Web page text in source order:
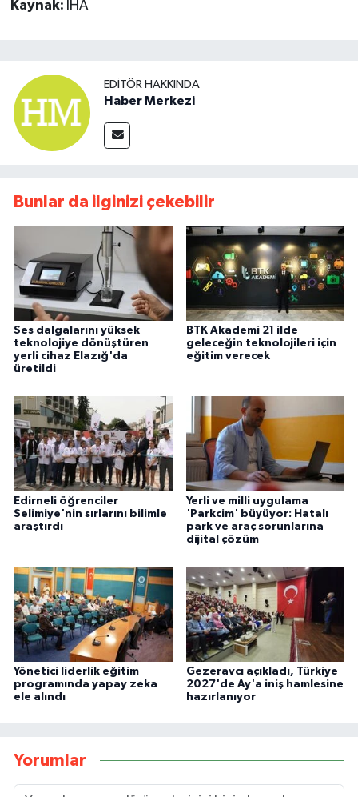
Kaynak: İHA
EDITÖR HAKKINDA
Haber Merkezi
Bunlar da ilginizi çekebilir
Ses dalgalarını yüksek
teknolojiye dönüştüren
yerli cihaz Elazığ'da
üretildi
BTK Akademi 21 ilde
geleceğin teknolojileri için
eğitim verecek
Edirneli öğrenciler
Selimiye'nin sırlarını bilimle
araştırdı
Yerli ve milli uygulama
'Parkcim' büyüyor: Hatalı
park ve araç sorunlarına
dijital çözüm
Yönetici liderlik eğitim
programında yapay zeka
ele alındı
Gezeravcı açıkladı, Türkiye
2027'de Ay'a iniş hamlesine
hazırlanıyor
Yorumlar